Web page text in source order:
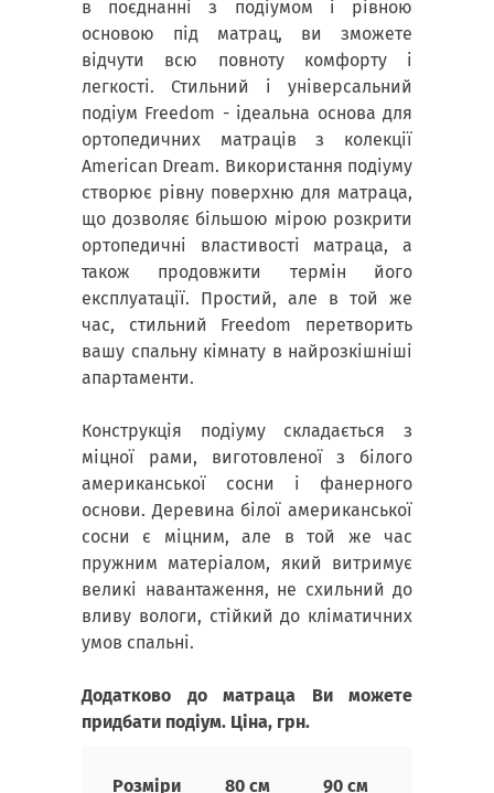
в поєднанні з подіумом і рівною
основою під матрац, ви зможете
відчути всю повноту комфорту і
легкості. Стильний і універсальний
подіум Freedom - ідеальна основа для
ортопедичних матраців з колекції
American Dream. Використання подіуму
створює рівну поверхню для матраца,
що дозволяє більшою мірою розкрити
ортопедичні властивості матраца, а
також продовжити термін його
експлуатації. Простий, але в той же
час, стильний Freedom перетворить
вашу спальну кімнату в найрозкішніші
апартаменти.
Конструкція подіуму складається з
міцної рами, виготовленої з білого
американської сосни і фанерного
основи. Деревина білої американської
сосни є міцним, але в той же час
пружним матеріалом, який витримує
великі навантаження, не схильний до
вливу вологи, стійкий до кліматичних
умов спальні.
Додатково до матраца Ви можете
придбати подіум. Ціна, грн.
Розміри 80 см 90 см